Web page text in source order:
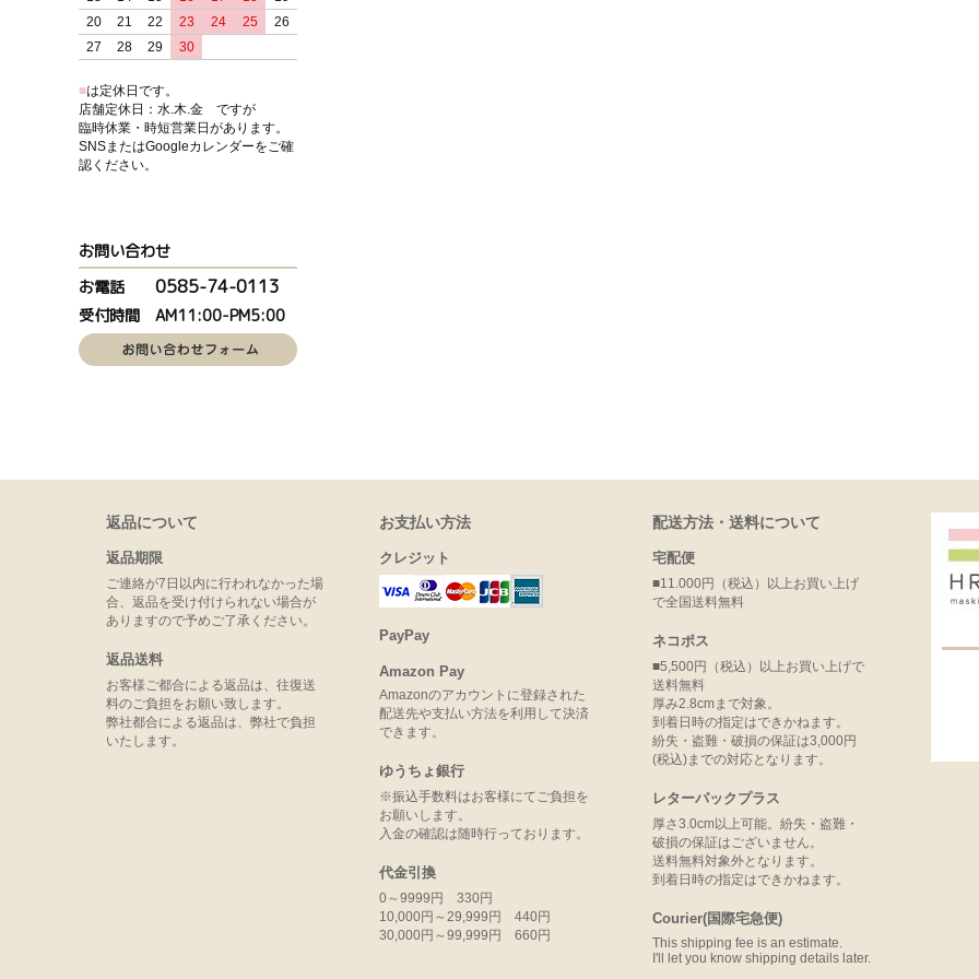
20
21 22 23 24 25
26
27
28 29 30
■は定休日です。
店舗定休日：水.木.金 ですが
臨時休業・時短営業日があります。
SNSまたはGoogleカレンダーをご確
認ください。
お問い合わせ
お電話 0585-74-0113
受付時間 AM11:00-PM5:00
返品について
返品期限
ご連絡が7日以内に行われなかった場
合、返品を受け付けられない場合が
ありますので予めご了承ください。
返品送料
お客様ご都合による返品は、往復送
料のご負担をお願い致します。
弊社都合による返品は、弊社で負担
いたします。
お支払い方法
クレジット
PayPay
Amazon Pay
Amazonのアカウントに登録された
配送先や支払い方法を利用して決済
できます。
ゆうちょ銀行
※振込手数料はお客様にてご負担を
お願いします。
入金の確認は随時行っております。
代金引換
0～9999円 330円
10,000円～29,999円 440円
30,000円～99,999円 660円
配送方法・送料について
宅配便
■11.000円（税込）以上お買い上げ
で全国送料無料
ネコポス
■5,500円（税込）以上お買い上げで
送料無料
厚み2.8cmまで対象。
到着日時の指定はできかねます。
紛失・盗難・破損の保証は3,000円
(税込)までの対応となります。
レターパックプラス
厚さ3.0cm以上可能。紛失・盗難・
破損の保証はございません。
送料無料対象外となります。
到着日時の指定はできかねます。
Courier(国際宅急便)
This shipping fee is an estimate.
I'll let you know shipping details later.